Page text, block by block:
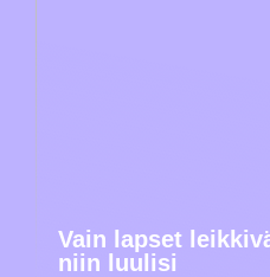
Vain lapset
niin luulisi